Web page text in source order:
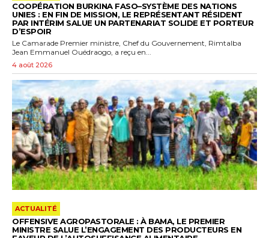
COOPÉRATION BURKINA FASO–SYSTÈME DES NATIONS
UNIES : EN FIN DE MISSION, LE REPRÉSENTANT RÉSIDENT
PAR INTÉRIM SALUE UN PARTENARIAT SOLIDE ET PORTEUR
D’ESPOIR
Le Camarade Premier ministre, Chef du Gouvernement, Rimtalba
Jean Emmanuel Ouédraogo, a reçu en...
4 août 2026
ACTUALITÉ
OFFENSIVE AGROPASTORALE : À BAMA, LE PREMIER
MINISTRE SALUE L’ENGAGEMENT DES PRODUCTEURS EN